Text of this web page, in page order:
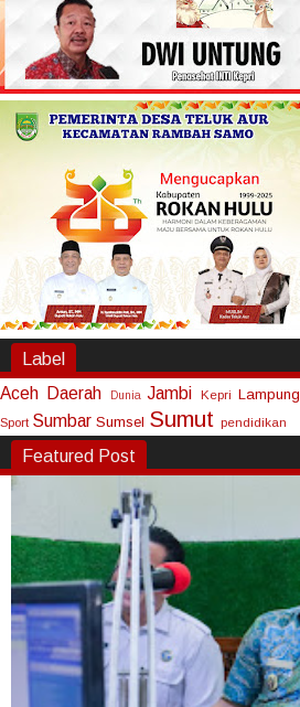
Label
Aceh Daerah Dunia Jambi Kepri Lampung
Sport Sumbar Sumsel Sumut pendidikan
Featured Post